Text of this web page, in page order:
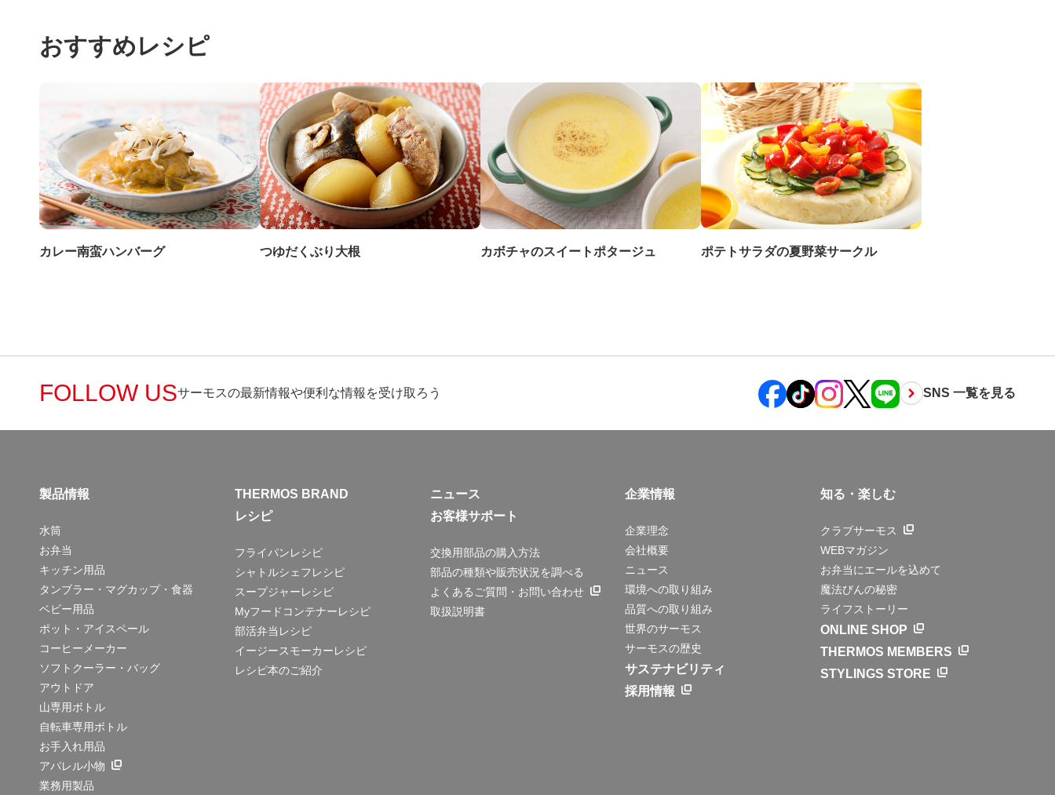
おすすめレシピ
カレー南蛮ハンバーグ つゆだくぶり大根 カボチャのスイートポタージュ ポテトサラダの夏野菜サークル
FOLLOW USサーモスの最新情報や便利な情報を受け取ろう SNS 一覧を見る
製品情報
水筒
お弁当
キッチン用品
タンブラー・マグカップ・食器
ベビー用品
ポット・アイスペール
コーヒーメーカー
ソフトクーラー・バッグ
アウトドア
山専用ボトル
自転車専用ボトル
お手入れ用品
アパレル小物
業務用製品
THERMOS BRAND
レシピ
フライパンレシピ
シャトルシェフレシピ
スープジャーレシピ
Myフードコンテナーレシピ
部活弁当レシピ
イージースモーカーレシピ
レシピ本のご紹介
ニュース
お客様サポート
交換用部品の購入方法
部品の種類や販売状況を調べる
よくあるご質問・お問い合わせ
取扱説明書
企業情報
企業理念
会社概要
ニュース
環境への取り組み
品質への取り組み
世界のサーモス
サーモスの歴史
サステナビリティ
採用情報
知る・楽しむ
クラブサーモス
WEBマガジン
お弁当にエールを込めて
魔法びんの秘密
ライフストーリー
ONLINE SHOP
THERMOS MEMBERS
STYLINGS STORE